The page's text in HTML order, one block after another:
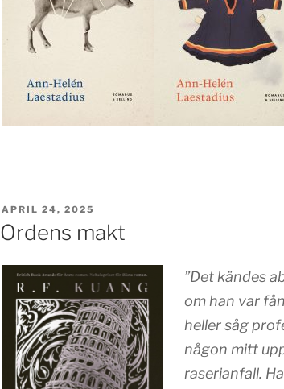
PUBLICERAT
APRIL 24, 2025
Ordens makt
”Det kändes
om han var
heller såg
någon mitt
raserianfall.